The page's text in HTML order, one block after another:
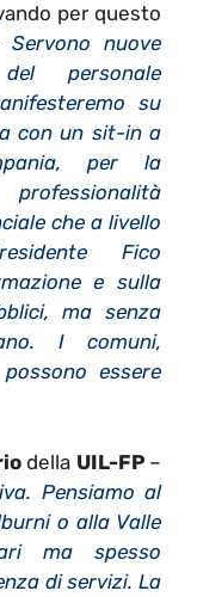
per questo
Servono nuove
personale
su
con un sit-in a
per la
che a livello
Fico
e sulla
ma senza
I comuni,
essere
della UIL-FP–
Pensiamo al
o alla Valle
ma spesso
di servizi. La